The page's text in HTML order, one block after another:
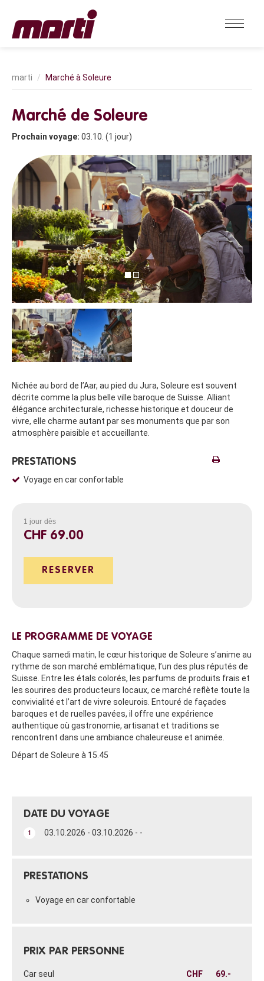
Marché à Soleure
Marché de Soleure
Prochain voyage: 03.10. (1 jour)
Nichée au bord de l’Aar, au pied du Jura, Soleure est souvent
décrite comme la plus belle ville baroque de Suisse. Alliant
élégance architecturale, richesse historique et douceur de
vivre, elle charme autant par ses monuments que par son
atmosphère paisible et accueillante.
PRESTATIONS
Voyage en car confortable
1 jour dès
CHF 69.00
RESERVER
LE PROGRAMME DE VOYAGE
Chaque samedi matin, le cœur historique de Soleure s’anime au
rythme de son marché emblématique, l’un des plus réputés de
Suisse. Entre les étals colorés, les parfums de produits frais et
les sourires des producteurs locaux, ce marché reflète toute la
convivialité et l’art de vivre soleurois. Entouré de façades
baroques et de ruelles pavées, il offre une expérience
authentique où gastronomie, artisanat et traditions se
rencontrent dans une ambiance chaleureuse et animée.
Départ de Soleure à 15.45
DATE DU VOYAGE
1 03.10.2026 - 03.10.2026 - -
PRESTATIONS
Voyage en car confortable
PRIX PAR PERSONNE
Car seul CHF 69.-